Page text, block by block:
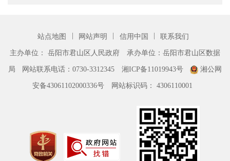
站点地图 | 网站声明 | 信用中国 |
联系我们
主办单位： 岳阳市君山区人民政府
承办单位：岳阳市君山区数据
局
网站联系电话：0730-3312345 湘ICP备11019943号
湘公网
安备43061102000336号
网站标识码： 4306110001